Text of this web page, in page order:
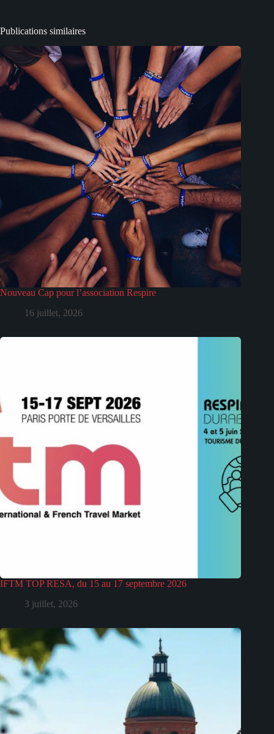
Publications similaires
Nouveau Cap pour l’association Respire
16 juillet, 2026
IFTM TOP RESA, du 15 au 17 septembre 2026
3 juillet, 2026